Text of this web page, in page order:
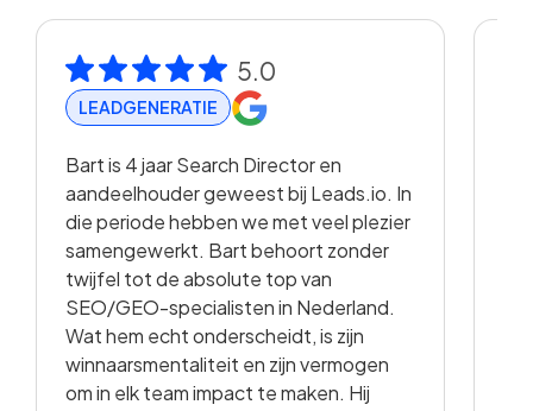
5.0
LEADGENERATIE
Bart is 4 jaar Search Director en
aandeelhouder geweest bij Leads.io. In
die periode hebben we met veel plezier
samengewerkt. Bart behoort zonder
twijfel tot de absolute top van
SEO/GEO-specialisten in Nederland.
Wat hem echt onderscheidt, is zijn
winnaarsmentaliteit en zijn vermogen
om in elk team impact te maken. Hij